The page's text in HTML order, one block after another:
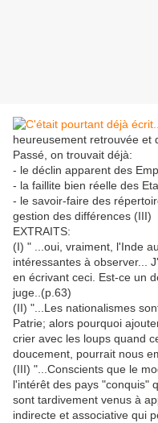
heureusement retrouvée et
Passé, on trouvait déjà:
- le déclin apparent des
- la faillite bien réelle des
- le savoir-faire des
gestion des différences (III)
EXTRAITS:
(I) " ...oui, vraiment, l'Inde
intéressantes à observer...
en écrivant ceci. Est-ce un
juge..(p.63)
(II) "...Les nationalismes
Patrie; alors pourquoi
crier avec les loups quand
doucement, pourrait nous
(III) "...Conscients que le
l'intérêt des pays "conquis"
sont tardivement venus à
indirecte et associative qui